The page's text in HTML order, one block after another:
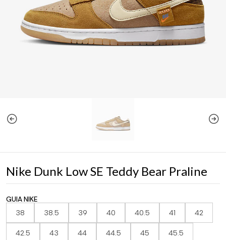
Nike Dunk Low SE Teddy Bear Praline
GUIA NIKE
38 38.5 39 40 40.5 41 42
42.5 43 44 44.5 45 45.5